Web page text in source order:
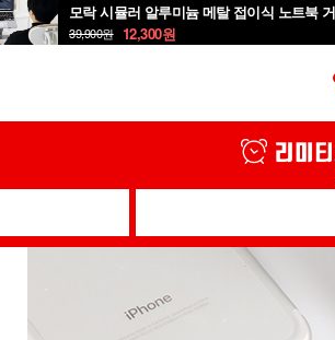
39,900원 12,300원